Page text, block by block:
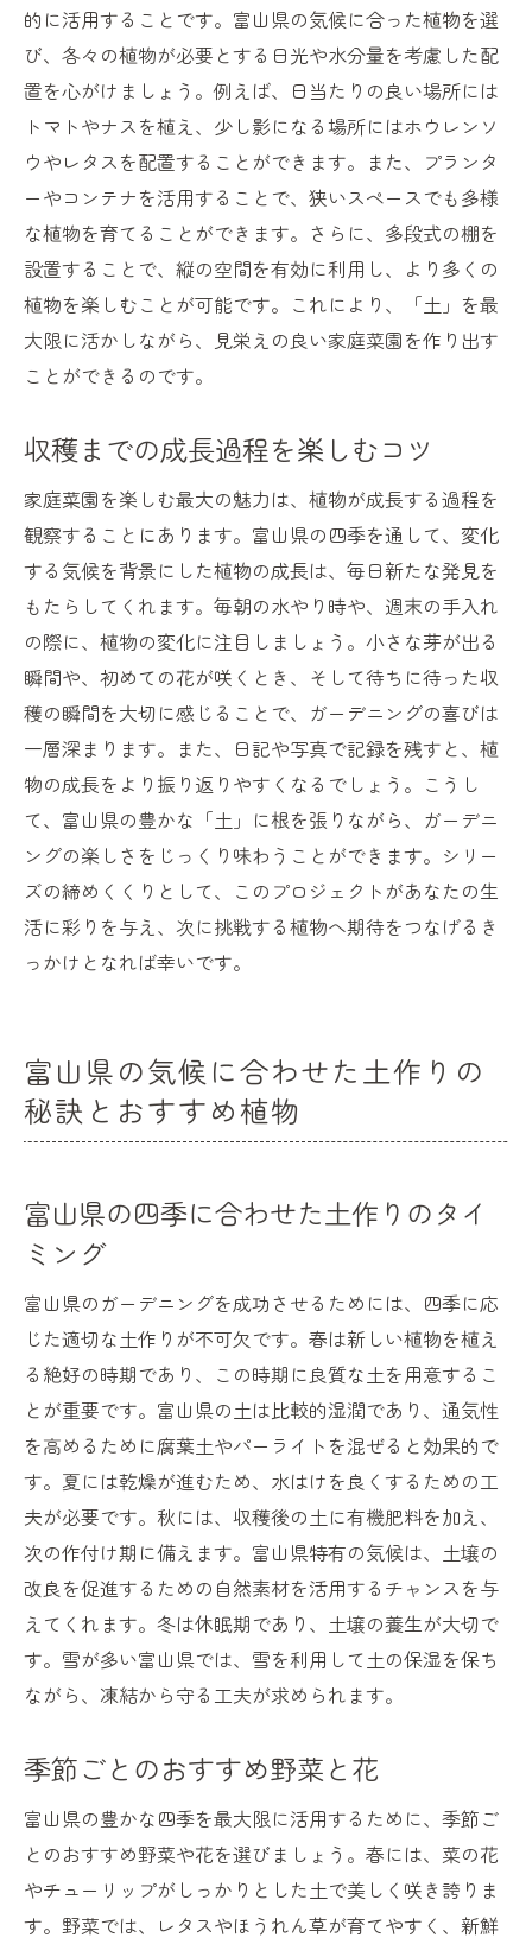
的に活用することです。富山県の気候に合った植物を選
び、各々の植物が必要とする日光や水分量を考慮した配
置を心がけましょう。例えば、日当たりの良い場所には
トマトやナスを植え、少し影になる場所にはホウレンソ
ウやレタスを配置することができます。また、プランタ
ーやコンテナを活用することで、狭いスペースでも多様
な植物を育てることができます。さらに、多段式の棚を
設置することで、縦の空間を有効に利用し、より多くの
植物を楽しむことが可能です。これにより、「土」を最
大限に活かしながら、見栄えの良い家庭菜園を作り出す
ことができるのです。
収穫までの成長過程を楽しむコツ
家庭菜園を楽しむ最大の魅力は、植物が成長する過程を
観察することにあります。富山県の四季を通して、変化
する気候を背景にした植物の成長は、毎日新たな発見を
もたらしてくれます。毎朝の水やり時や、週末の手入れ
の際に、植物の変化に注目しましょう。小さな芽が出る
瞬間や、初めての花が咲くとき、そして待ちに待った収
穫の瞬間を大切に感じることで、ガーデニングの喜びは
一層深まります。また、日記や写真で記録を残すと、植
物の成長をより振り返りやすくなるでしょう。こうし
て、富山県の豊かな「土」に根を張りながら、ガーデニ
ングの楽しさをじっくり味わうことができます。シリー
ズの締めくくりとして、このプロジェクトがあなたの生
活に彩りを与え、次に挑戦する植物へ期待をつなげるき
っかけとなれば幸いです。
富山県の気候に合わせた土作りの
秘訣とおすすめ植物
富山県の四季に合わせた土作りのタイ
ミング
富山県のガーデニングを成功させるためには、四季に応
じた適切な土作りが不可欠です。春は新しい植物を植え
る絶好の時期であり、この時期に良質な土を用意するこ
とが重要です。富山県の土は比較的湿潤であり、通気性
を高めるために腐葉土やパーライトを混ぜると効果的で
す。夏には乾燥が進むため、水はけを良くするための工
夫が必要です。秋には、収穫後の土に有機肥料を加え、
次の作付け期に備えます。富山県特有の気候は、土壌の
改良を促進するための自然素材を活用するチャンスを与
えてくれます。冬は休眠期であり、土壌の養生が大切で
す。雪が多い富山県では、雪を利用して土の保湿を保ち
ながら、凍結から守る工夫が求められます。
季節ごとのおすすめ野菜と花
富山県の豊かな四季を最大限に活用するために、季節ご
とのおすすめ野菜や花を選びましょう。春には、菜の花
やチューリップがしっかりとした土で美しく咲き誇りま
す。野菜では、レタスやほうれん草が育てやすく、新鮮